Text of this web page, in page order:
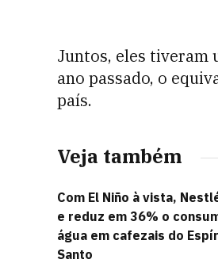
Juntos, eles tiveram
ano passado, o
país.
Veja também
Com El Niño à vista,
e reduz em 36% o
água em cafezais do
Santo